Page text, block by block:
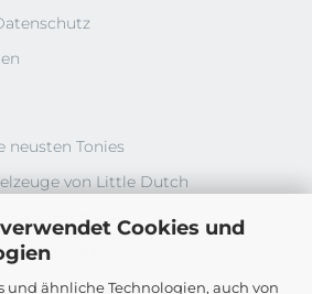
Cookies und
und ähnliche Technologien, auch von
neusten Tonies
von Little Dutch
vieler Hersteller
Technic uvm.